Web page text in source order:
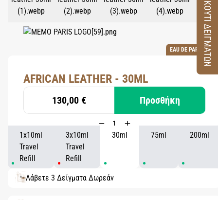
EAU DE PARFUM
AFRICAN LEATHER - 30ML
130,00 € Προσθήκη
1x10ml
Travel
Refill
3x10ml
Travel
Refill
30ml 75ml 200ml
Λάβετε 3 Δείγματα Δωρεάν
ΚΟΥΤΙ ΔΕΙΓΜΑΤΩΝ